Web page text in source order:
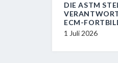
DIE ASTM
ECM-
1 Juli 2026